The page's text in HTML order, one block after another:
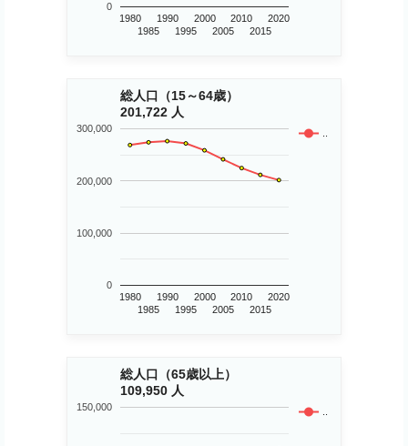
1980
1985
1990
1995
2000
2005
2010
2015
2020
0
総人口（15～64歳）
201,722 人
..
1980
1985
1990
1995
2000
2005
2010
2015
2020
0
100,000
200,000
300,000
総人口（65歳以上）
109,950 人
..
150,000